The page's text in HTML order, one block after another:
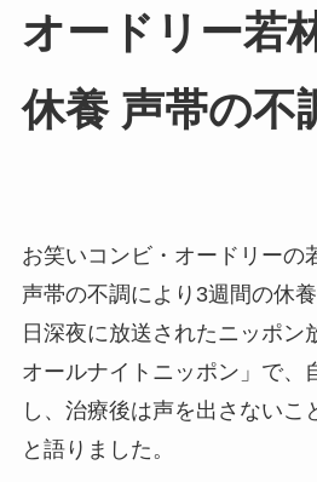
オードリー若
休養 声帯の不
お笑いコンビ・オードリーの
声帯の不調により3週間の休
日深夜に放送されたニッポン
オールナイトニッポン」で、
し、治療後は声を出さないこ
と語りました。